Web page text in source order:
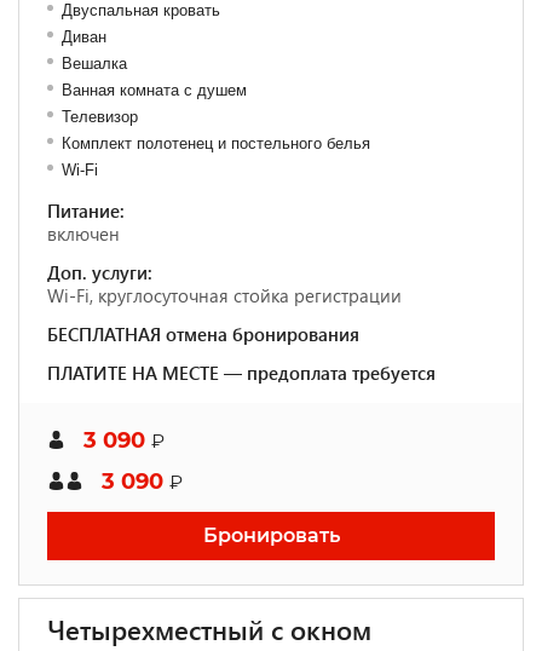
Двуспальная кровать
Диван
Вешалка
Ванная комната с душем
Телевизор
Комплект полотенец и постельного белья
Wi-Fi
Питание:
включен
Доп. услуги:
Wi-Fi, круглосуточная стойка регистрации
БЕСПЛАТНАЯ отмена бронирования
ПЛАТИТЕ НА МЕСТЕ — предоплата требуется
3 090 ₽
3 090 ₽
Бронировать
Четырехместный с окном